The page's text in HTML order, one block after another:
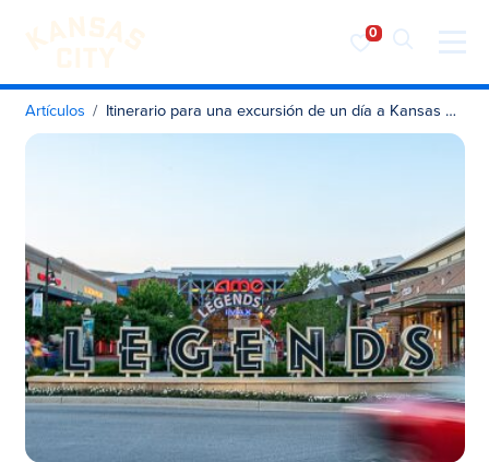
Visita KC
Ir al contenido
Artículos Itinerario para una excursión de un día a Kansas City (Kansas) y Bonner Springs